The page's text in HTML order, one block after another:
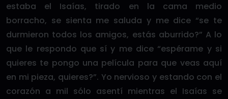
estaba el Isaías, tirado en la cama medio
borracho, se sienta me saluda y me dice “se te
durmieron todos los amigos, estás aburrido?” A lo
que le respondo que sí y me dice “espérame y si
quieres te pongo una película para que veas aquí
en mi pieza, quieres?”. Yo nervioso y estando con el
corazón a mil sólo asentí mientras el Isaías se